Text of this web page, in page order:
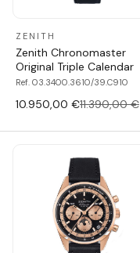
ZENITH
Zenith Chronomaster
Original Triple Calendar
Ref. 03.3400.3610/39.C910
10.950,00 €11.390,00 €